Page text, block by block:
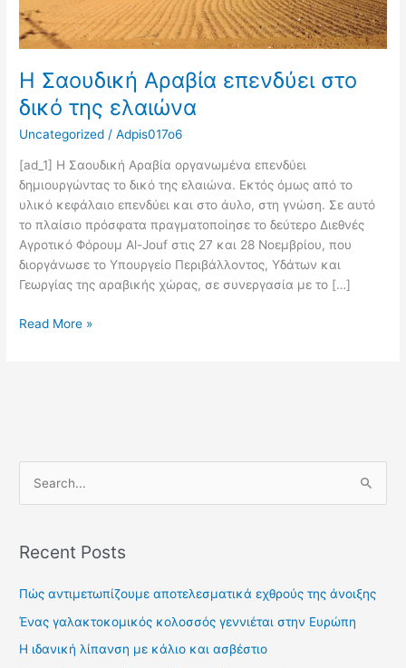
Η Σαουδική Αραβία επενδύει στο
δικό της ελαιώνα
Uncategorized /Adpis017o6
[ad_1] Η Σαουδική Αραβία οργανωμένα επενδύει
δημιουργώντας το δικό της ελαιώνα. Εκτός όμως από το
υλικό κεφάλαιο επενδύει και στο άυλο, στη γνώση. Σε αυτό
το πλαίσιο πρόσφατα πραγματοποίησε το δεύτερο Διεθνές
Αγροτικό Φόρουμ Al-Jouf στις 27 και 28 Νοεμβρίου, που
διοργάνωσε το Υπουργείο Περιβάλλοντος, Υδάτων και
Γεωργίας της αραβικής χώρας, σε συνεργασία με το […]
Read More »
r
o
Recent Posts
Πώς αντιμετωπίζουμε αποτελεσματικά εχθρούς της άνοιξης
Ένας γαλακτοκομικός κολοσσός γεννιέται στην Ευρώπη
Η ιδανική λίπανση με κάλιο και ασβέστιο